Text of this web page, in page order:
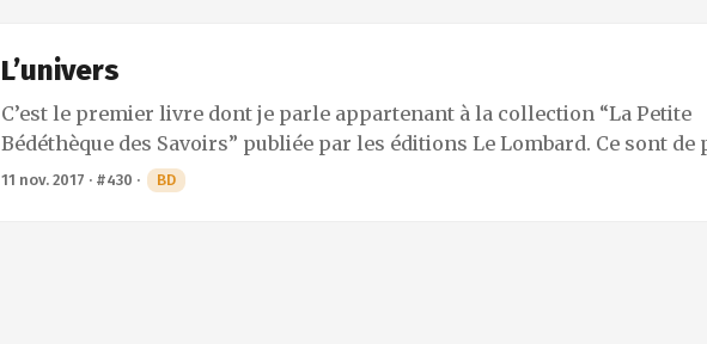
L’univers
C’est le premier livre dont je parle appartenant à la collection “La Petite
Bédéthèque des Savoirs” publiée par les éditions Le Lombard. Ce sont de
formats – donc pas chers – dont le principe simple est selon moi une
11 nov. 2017 · #430 · BD